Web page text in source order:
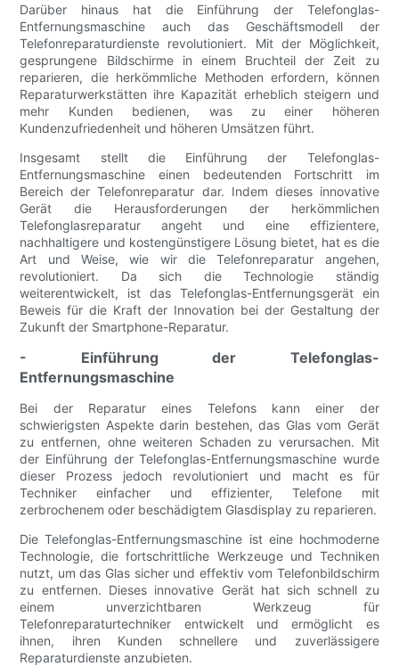
Darüber hinaus hat die Einführung der Telefonglas-
Entfernungsmaschine auch das Geschäftsmodell der
Telefonreparaturdienste revolutioniert. Mit der Möglichkeit,
gesprungene Bildschirme in einem Bruchteil der Zeit zu
reparieren, die herkömmliche Methoden erfordern, können
Reparaturwerkstätten ihre Kapazität erheblich steigern und
mehr Kunden bedienen, was zu einer höheren
Kundenzufriedenheit und höheren Umsätzen führt.
Insgesamt stellt die Einführung der Telefonglas-
Entfernungsmaschine einen bedeutenden Fortschritt im
Bereich der Telefonreparatur dar. Indem dieses innovative
Gerät die Herausforderungen der herkömmlichen
Telefonglasreparatur angeht und eine effizientere,
nachhaltigere und kostengünstigere Lösung bietet, hat es die
Art und Weise, wie wir die Telefonreparatur angehen,
revolutioniert. Da sich die Technologie ständig
weiterentwickelt, ist das Telefonglas-Entfernungsgerät ein
Beweis für die Kraft der Innovation bei der Gestaltung der
Zukunft der Smartphone-Reparatur.
- Einführung der Telefonglas-
Entfernungsmaschine
Bei der Reparatur eines Telefons kann einer der
schwierigsten Aspekte darin bestehen, das Glas vom Gerät
zu entfernen, ohne weiteren Schaden zu verursachen. Mit
der Einführung der Telefonglas-Entfernungsmaschine wurde
dieser Prozess jedoch revolutioniert und macht es für
Techniker einfacher und effizienter, Telefone mit
zerbrochenem oder beschädigtem Glasdisplay zu reparieren.
Die Telefonglas-Entfernungsmaschine ist eine hochmoderne
Technologie, die fortschrittliche Werkzeuge und Techniken
nutzt, um das Glas sicher und effektiv vom Telefonbildschirm
zu entfernen. Dieses innovative Gerät hat sich schnell zu
einem unverzichtbaren Werkzeug für
Telefonreparaturtechniker entwickelt und ermöglicht es
ihnen, ihren Kunden schnellere und zuverlässigere
Reparaturdienste anzubieten.